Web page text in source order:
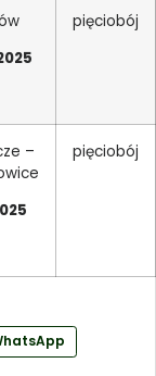
pięciobój
–
pięciobój